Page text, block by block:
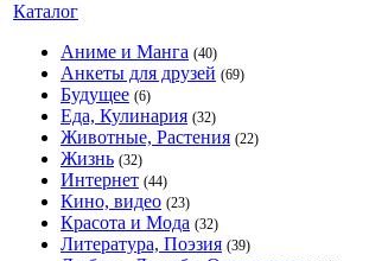
Каталог
Аниме и Манга (40)
Анкеты для друзей (69)
Будущее (6)
Еда, Кулинария (32)
Животные, Растения (22)
Жизнь (32)
Интернет (44)
Кино, видео (23)
Красота и Мода (32)
Литература, Поэзия (39)